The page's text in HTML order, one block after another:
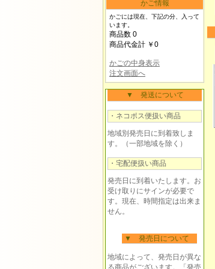
かご情報
かごには現在、下記の分、入って
います。
商品数 0
商品代金計 ￥0
かごの中身表示
注文画面へ
▼ 発送について
・ネコポス便扱い商品
地域別発売日に到着致しま
す。（一部地域を除く）
・宅配便扱い商品
発売日に到着いたします。お
受け取りにサインが必要で
す。現在、時間指定は出来ま
せん。
▼ 発売日について
地域によって、発売日が異な
る商品がございます。「発売